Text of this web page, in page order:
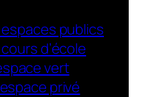
publics
d’école
vert
privé